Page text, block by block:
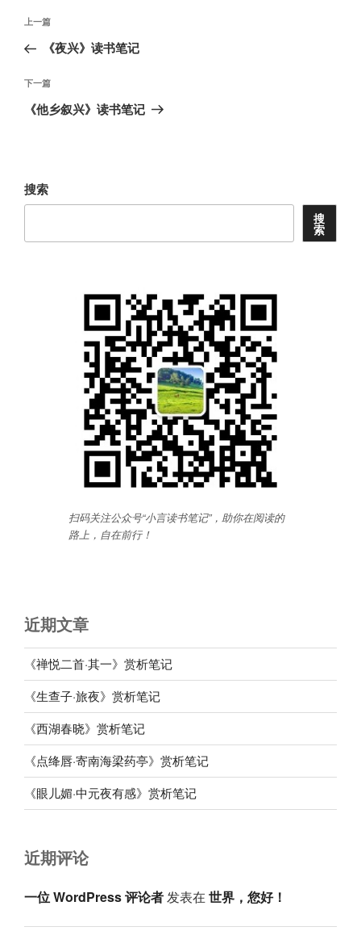
文
导
航
上
一
文
章
上一篇
《夜兴》读书笔记
下
一
下一篇
《他乡叙兴》读书笔记
搜索
搜
索
扫码关注公众号“小言读书笔记”，助你在阅读的
路上，自在前行！
近期文章
《禅悦二首·其一》赏析笔记
《生查子·旅夜》赏析笔记
《西湖春晓》赏析笔记
《点绛唇·寄南海梁药亭》赏析笔记
《眼儿媚·中元夜有感》赏析笔记
近期评论
一位 WordPress 评论者发表在 世界，您好！